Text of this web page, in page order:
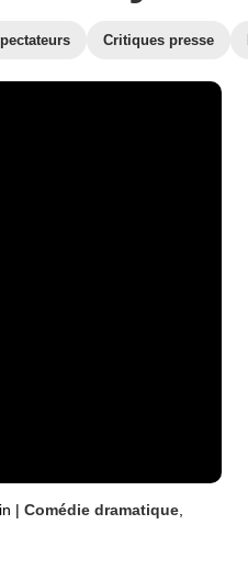
Critiques presse
| Comédie dramatique